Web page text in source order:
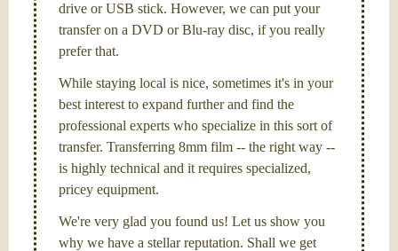
drive or USB stick. However, we can put your
transfer on a DVD or Blu-ray disc, if you really
prefer that.
While staying local is nice, sometimes it's in your
best interest to expand further and find the
professional experts who specialize in this sort of
transfer. Transferring 8mm film -- the right way --
is highly technical and it requires specialized,
pricey equipment.
We're very glad you found us! Let us show you
why we have a stellar reputation. Shall we get